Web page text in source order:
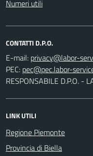
Numeri utili
CONTATTI D.P.O.
E-mail:
PEC:
RESPONSABILE D.P.O. -
LINK UTILI
Regione Piemonte
Provincia di Biella